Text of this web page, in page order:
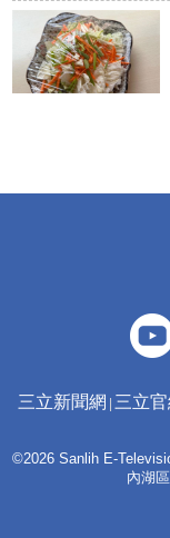
三立新聞網 三立官
©2026 Sanlih E-
內湖